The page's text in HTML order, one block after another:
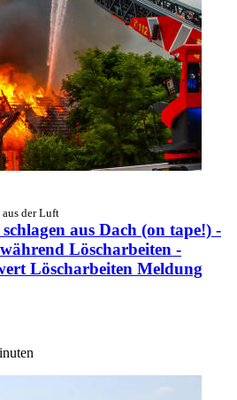
aus der Luft
aus Dach (on tape!) -
Löscharbeiten -
Löscharbeiten Meldung